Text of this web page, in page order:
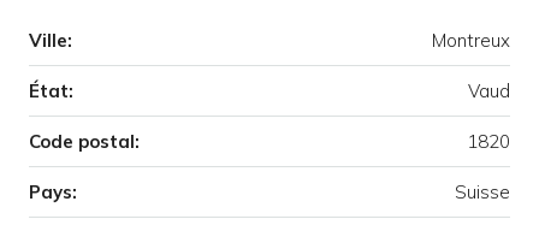
Ville: Montreux
État: Vaud
Code postal: 1820
Pays: Suisse